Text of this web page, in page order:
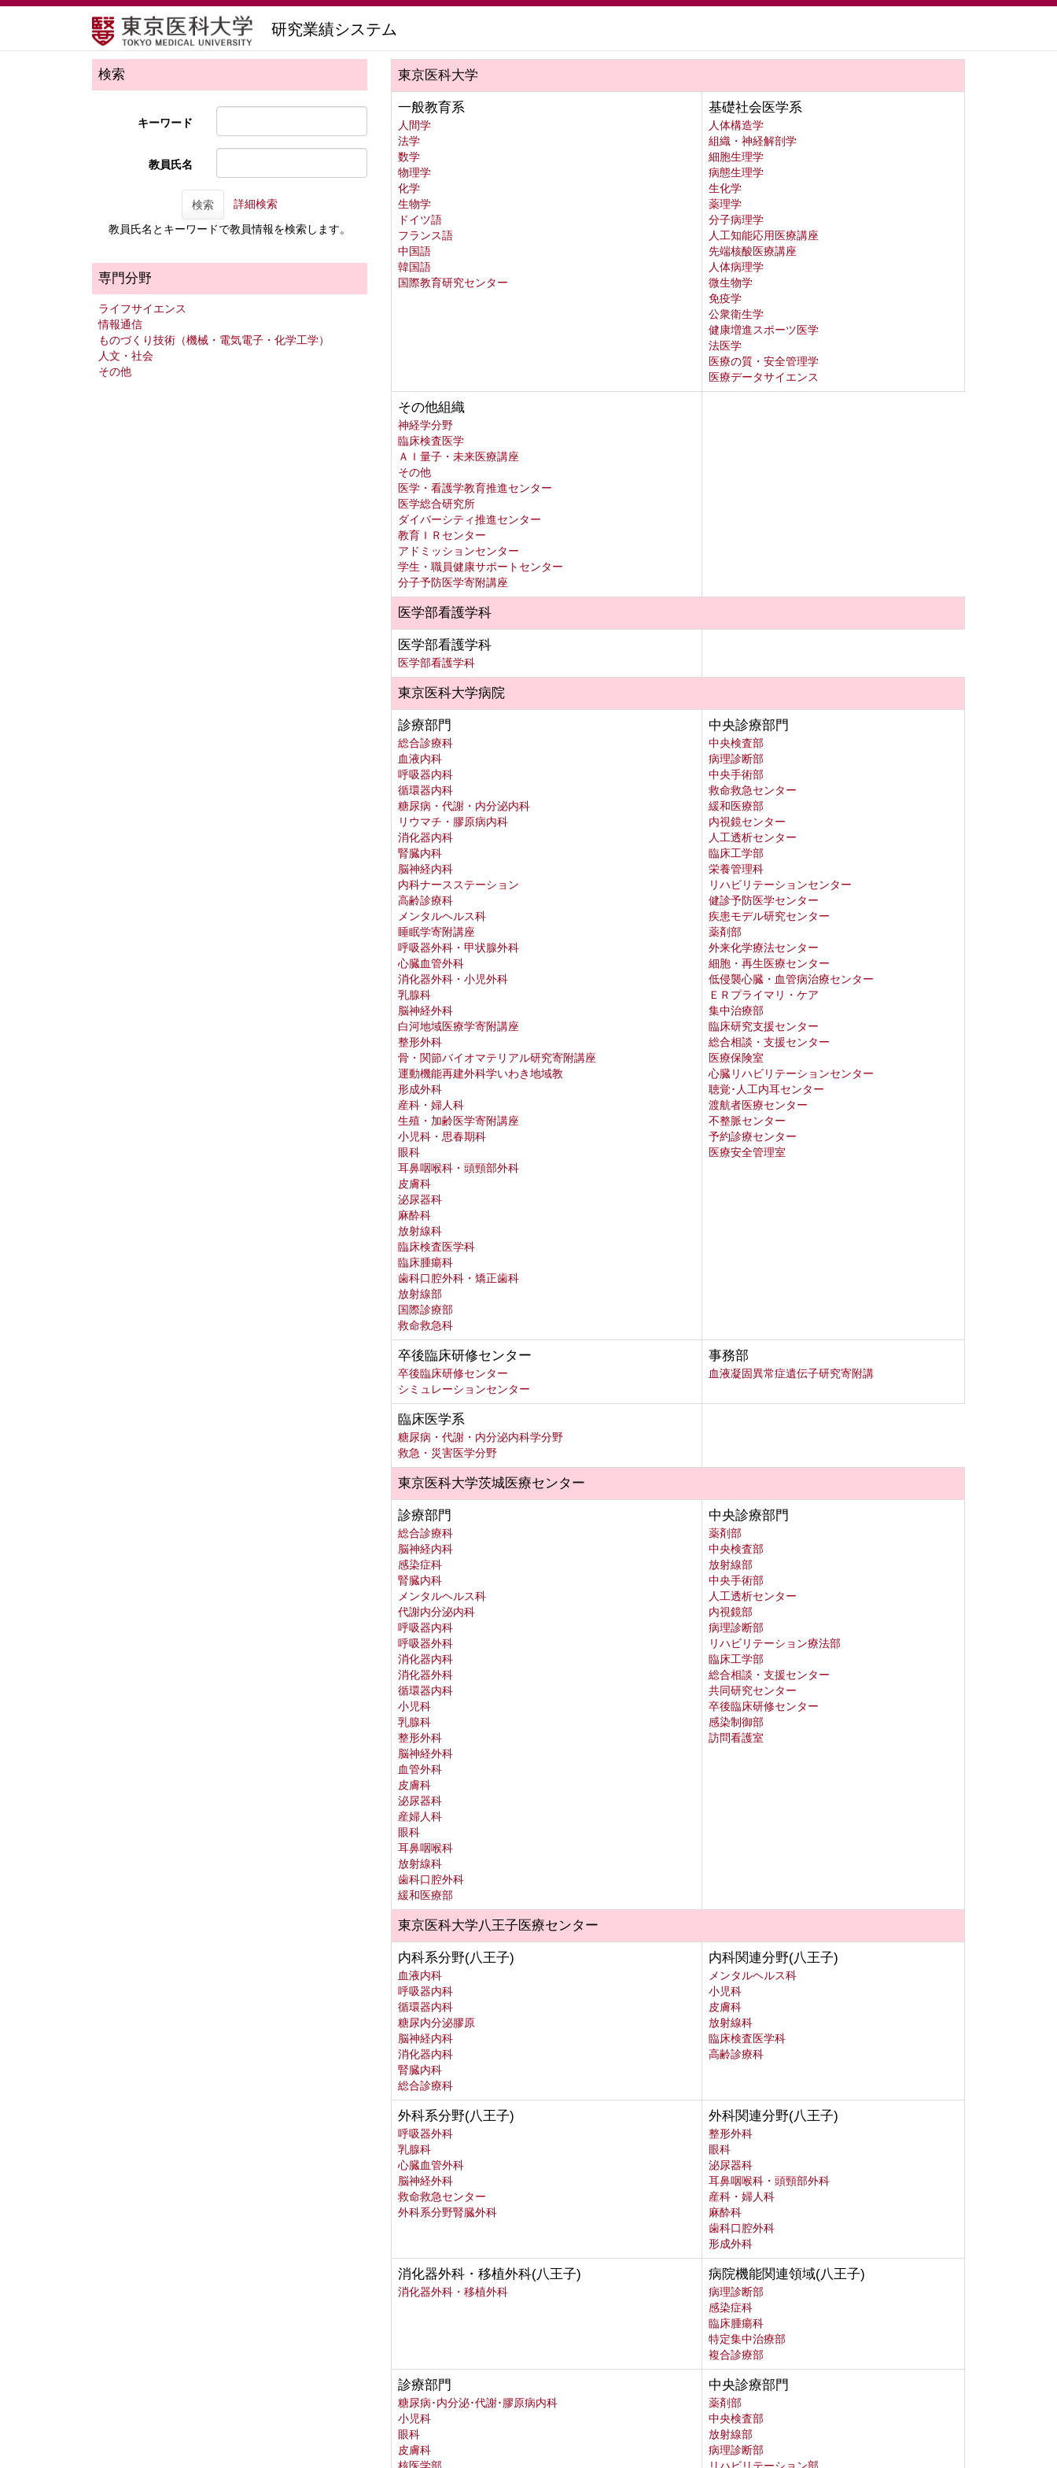
研究業績システム
検索
キーワード
教員氏名
検索 詳細検索
教員氏名とキーワードで教員情報を検索します。
専門分野
ライフサイエンス
情報通信
ものづくり技術（機械・電気電子・化学工学）
人文・社会
その他
東京医科大学
一般教育系
人間学
法学
数学
物理学
化学
生物学
ドイツ語
フランス語
中国語
韓国語
国際教育研究センター
基礎社会医学系
人体構造学
組織・神経解剖学
細胞生理学
病態生理学
生化学
薬理学
分子病理学
人工知能応用医療講座
先端核酸医療講座
人体病理学
微生物学
免疫学
公衆衛生学
健康増進スポーツ医学
法医学
医療の質・安全管理学
医療データサイエンス
その他組織
神経学分野
臨床検査医学
ＡＩ量子・未来医療講座
その他
医学・看護学教育推進センター
医学総合研究所
ダイバーシティ推進センター
教育ＩＲセンター
アドミッションセンター
学生・職員健康サポートセンター
分子予防医学寄附講座
医学部看護学科
医学部看護学科
医学部看護学科
東京医科大学病院
診療部門
総合診療科
血液内科
呼吸器内科
循環器内科
糖尿病・代謝・内分泌内科
リウマチ・膠原病内科
消化器内科
腎臓内科
脳神経内科
内科ナースステーション
高齢診療科
メンタルヘルス科
睡眠学寄附講座
呼吸器外科・甲状腺外科
心臓血管外科
消化器外科・小児外科
乳腺科
脳神経外科
白河地域医療学寄附講座
整形外科
骨・関節バイオマテリアル研究寄附講座
運動機能再建外科学いわき地域教
形成外科
産科・婦人科
生殖・加齢医学寄附講座
小児科・思春期科
眼科
耳鼻咽喉科・頭頸部外科
皮膚科
泌尿器科
麻酔科
放射線科
臨床検査医学科
臨床腫瘍科
歯科口腔外科・矯正歯科
放射線部
国際診療部
救命救急科
中央診療部門
中央検査部
病理診断部
中央手術部
救命救急センター
緩和医療部
内視鏡センター
人工透析センター
臨床工学部
栄養管理科
リハビリテーションセンター
健診予防医学センター
疾患モデル研究センター
薬剤部
外来化学療法センター
細胞・再生医療センター
低侵襲心臓・血管病治療センター
ＥＲプライマリ・ケア
集中治療部
臨床研究支援センター
総合相談・支援センター
医療保険室
心臓リハビリテーションセンター
聴覚･人工内耳センター
渡航者医療センター
不整脈センター
予約診療センター
医療安全管理室
卒後臨床研修センター
卒後臨床研修センター
シミュレーションセンター
事務部
血液凝固異常症遺伝子研究寄附講
臨床医学系
糖尿病・代謝・内分泌内科学分野
救急・災害医学分野
東京医科大学茨城医療センター
診療部門
総合診療科
脳神経内科
感染症科
腎臓内科
メンタルヘルス科
代謝内分泌内科
呼吸器内科
呼吸器外科
消化器内科
消化器外科
循環器内科
小児科
乳腺科
整形外科
脳神経外科
血管外科
皮膚科
泌尿器科
産婦人科
眼科
耳鼻咽喉科
放射線科
歯科口腔外科
緩和医療部
中央診療部門
薬剤部
中央検査部
放射線部
中央手術部
人工透析センター
内視鏡部
病理診断部
リハビリテーション療法部
臨床工学部
総合相談・支援センター
共同研究センター
卒後臨床研修センター
感染制御部
訪問看護室
東京医科大学八王子医療センター
内科系分野(八王子)
血液内科
呼吸器内科
循環器内科
糖尿内分泌膠原
脳神経内科
消化器内科
腎臓内科
総合診療科
内科関連分野(八王子)
メンタルヘルス科
小児科
皮膚科
放射線科
臨床検査医学科
高齢診療科
外科系分野(八王子)
呼吸器外科
乳腺科
心臓血管外科
脳神経外科
救命救急センター
外科系分野腎臓外科
外科関連分野(八王子)
整形外科
眼科
泌尿器科
耳鼻咽喉科・頭頸部外科
産科・婦人科
麻酔科
歯科口腔外科
形成外科
消化器外科・移植外科(八王子)
消化器外科・移植外科
病院機能関連領域(八王子)
病理診断部
感染症科
臨床腫瘍科
特定集中治療部
複合診療部
診療部門
糖尿病･内分泌･代謝･膠原病内科
小児科
眼科
皮膚科
中央診療部門
薬剤部
中央検査部
放射線部
病理診断部